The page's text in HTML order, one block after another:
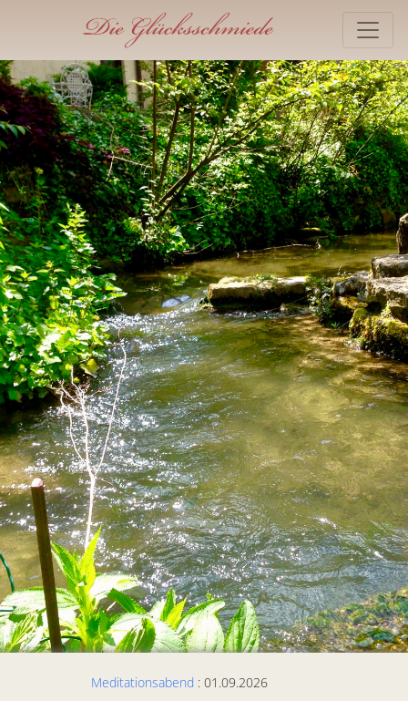
Meditationsabend : 01.09.2026